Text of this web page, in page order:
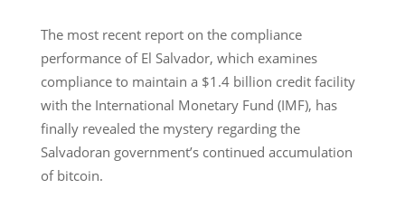
The most recent report on the compliance
performance of El Salvador, which examines
compliance to maintain a $1.4 billion credit facility
with the International Monetary Fund (IMF), has
finally revealed the mystery regarding the
Salvadoran government’s continued accumulation
of bitcoin.